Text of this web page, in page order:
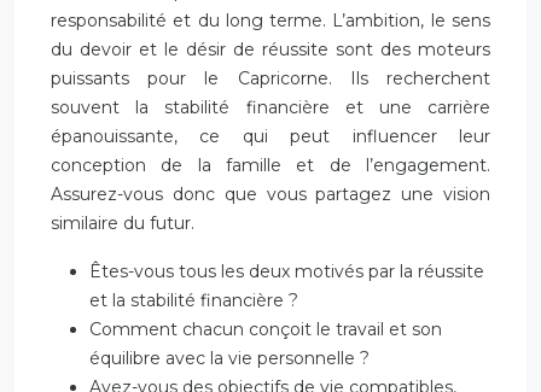
responsabilité et du long terme. L’ambition, le sens
du devoir et le désir de réussite sont des moteurs
puissants pour le Capricorne. Ils recherchent
souvent la stabilité financière et une carrière
épanouissante, ce qui peut influencer leur
conception de la famille et de l’engagement.
Assurez-vous donc que vous partagez une vision
similaire du futur.
Êtes-vous tous les deux motivés par la réussite
et la stabilité financière ?
Comment chacun conçoit le travail et son
équilibre avec la vie personnelle ?
Avez-vous des objectifs de vie compatibles,